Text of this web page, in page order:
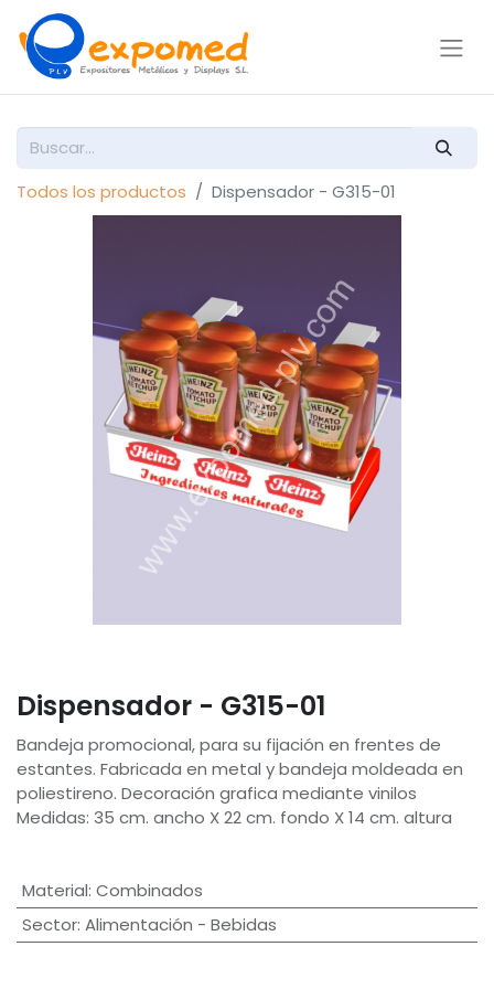
Todos los productos Dispensador - G315-01
Dispensador - G315-01
Bandeja promocional, para su fijación en frentes de
estantes. Fabricada en metal y bandeja moldeada en
poliestireno. Decoración grafica mediante vinilos
Medidas: 35 cm. ancho X 22 cm. fondo X 14 cm. altura
Material: Combinados
Sector: Alimentación - Bebidas